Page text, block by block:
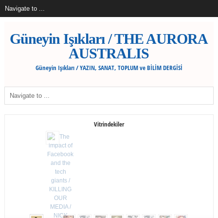
Güneyin Işıkları / THE AURORA
AUSTRALIS
Güneyin Işıkları / YAZIN, SANAT, TOPLUM ve BİLİM DERGİSİ
Vitrindekiler